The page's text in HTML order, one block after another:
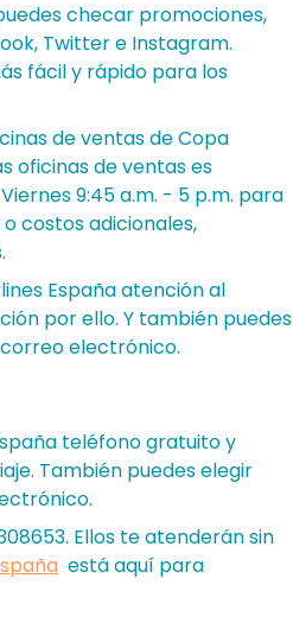
checar promociones,
Twitter e Instagram.
fácil y rápido para los
de ventas de Copa
oficinas de ventas es
9:45 a.m. - 5 p.m. para
costos adicionales,
España atención al
por ello. Y también puedes
electrónico.
teléfono gratuito y
También puedes elegir
Ellos te atenderán sin
está aquí para